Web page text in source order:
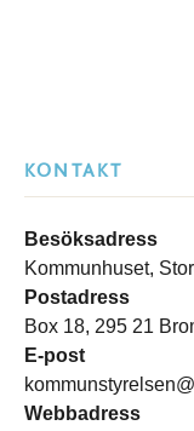
KONTAKT
Besöksadress
Kommunhuset,
Postadress
Box 18, 295 21
E-post
Webbadress